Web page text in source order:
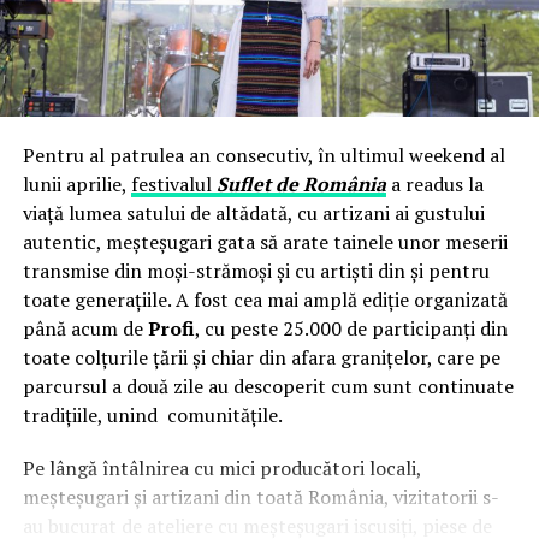
Rădulescu (Kawasaki) și care urmează să fie integrat în
programul de formare.
Programul este gratuit pentru cursanți și include o
metodologie adaptată dizabilităților locomotorii,
mentorat individual și, la final, un portofoliu cu
demonstrație practică filmată și o recomandare din
partea echipei tehnice UZINEX. Compania își pune apoi
la dispoziție rețeaua de clienți și parteneri industriali
pentru integrarea profesională a absolvenților.
„Noi nu facem caritate. Construim acces”, spune Sorin
Baciu, Director General UZINEX. „Diferența dintre 17%
în România și peste 50% în Europa nu se închide cu
compasiune, ci cu competențe reale și tehnologie pe
care piața chiar le plătește. Misiunea noastră a fost
mereu să eliminăm bariera dintre oameni și tehnologia
industrială avansată. Acest centru este forma ei cea mai
directă.”
Pentru al patrulea an consecutiv, în ultimul weekend al
lunii aprilie, festivalul Suflet de Româniaa readus la
viață lumea satului de altădată, cu artizani ai gustului
autentic, meșteșugari gata să arate tainele unor meserii
transmise din moși-strămoși și cu artiști din și pentru
toate generațiile. A fost cea mai amplă ediție organizată
până acum deProfi, cu peste 25.000 de participanți din
toate colțurile țării și chiar din afara granițelor, care pe
parcursul a două zile au descoperit cum sunt continuate
tradițiile, unind comunitățile.
Pe lângă întâlnirea cu mici producători locali,
meșteșugari și artizani din toată România, vizitatorii s-
au bucurat de ateliere cu meșteșugari iscusiți, piese de